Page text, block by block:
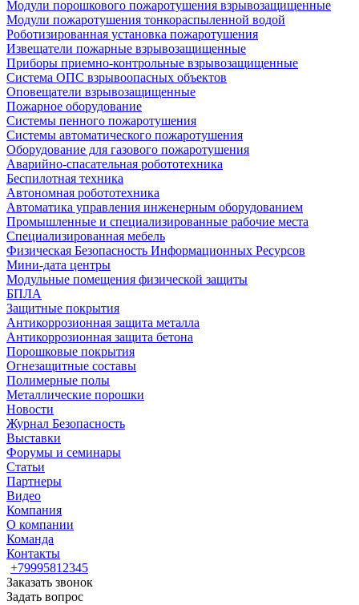
Модули порошкового пожаротушения взрывозащищенные
Модули пожаротушения тонкораспыленной водой
Роботизированная установка пожаротушения
Извещатели пожарные взрывозащищенные
Приборы приемно-контрольные взрывозащищенные
Система ОПС взрывоопасных объектов
Оповещатели взрывозащищенные
Пожарное оборудование
Системы пенного пожаротушения
Системы автоматического пожаротушения
Оборудование для газового пожаротушения
Аварийно-спасательная робототехника
Беспилотная техника
Автономная робототехника
Автоматика управления инженерным оборудованием
Промышленные и специализированные рабочие места
Специализированная мебель
Физическая Безопасность Информационных Ресурсов
Мини-дата центры
Модульные помещения физической защиты
БПЛА
Защитные покрытия
Антикоррозионная защита металла
Антикоррозионная защита бетона
Порошковые покрытия
Огнезащитные составы
Полимерные полы
Металлические порошки
Новости
Журнал Безопасность
Выставки
Форумы и семинары
Статьи
Партнеры
Видео
Компания
О компании
Команда
Контакты
+79995812345
Заказать звонок
Задать вопрос